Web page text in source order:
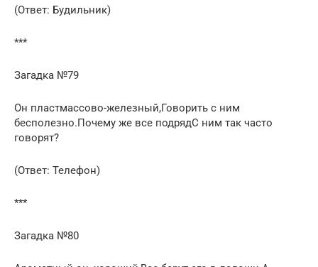
(Ответ: Будильник)
***
Загадка №79
Он пластмассово-железный,Говорить с ним
бесполезно.Почему же все подрядС ним так часто
говорят?
(Ответ: Телефон)
***
Загадка №80